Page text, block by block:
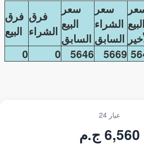
البيع
سعر
الشراء
السابق
سعر
البيع
السابق
فرق
الشراء
فرق
البيع
5669
5646
0
0
عيار 24
6,560 ج.م